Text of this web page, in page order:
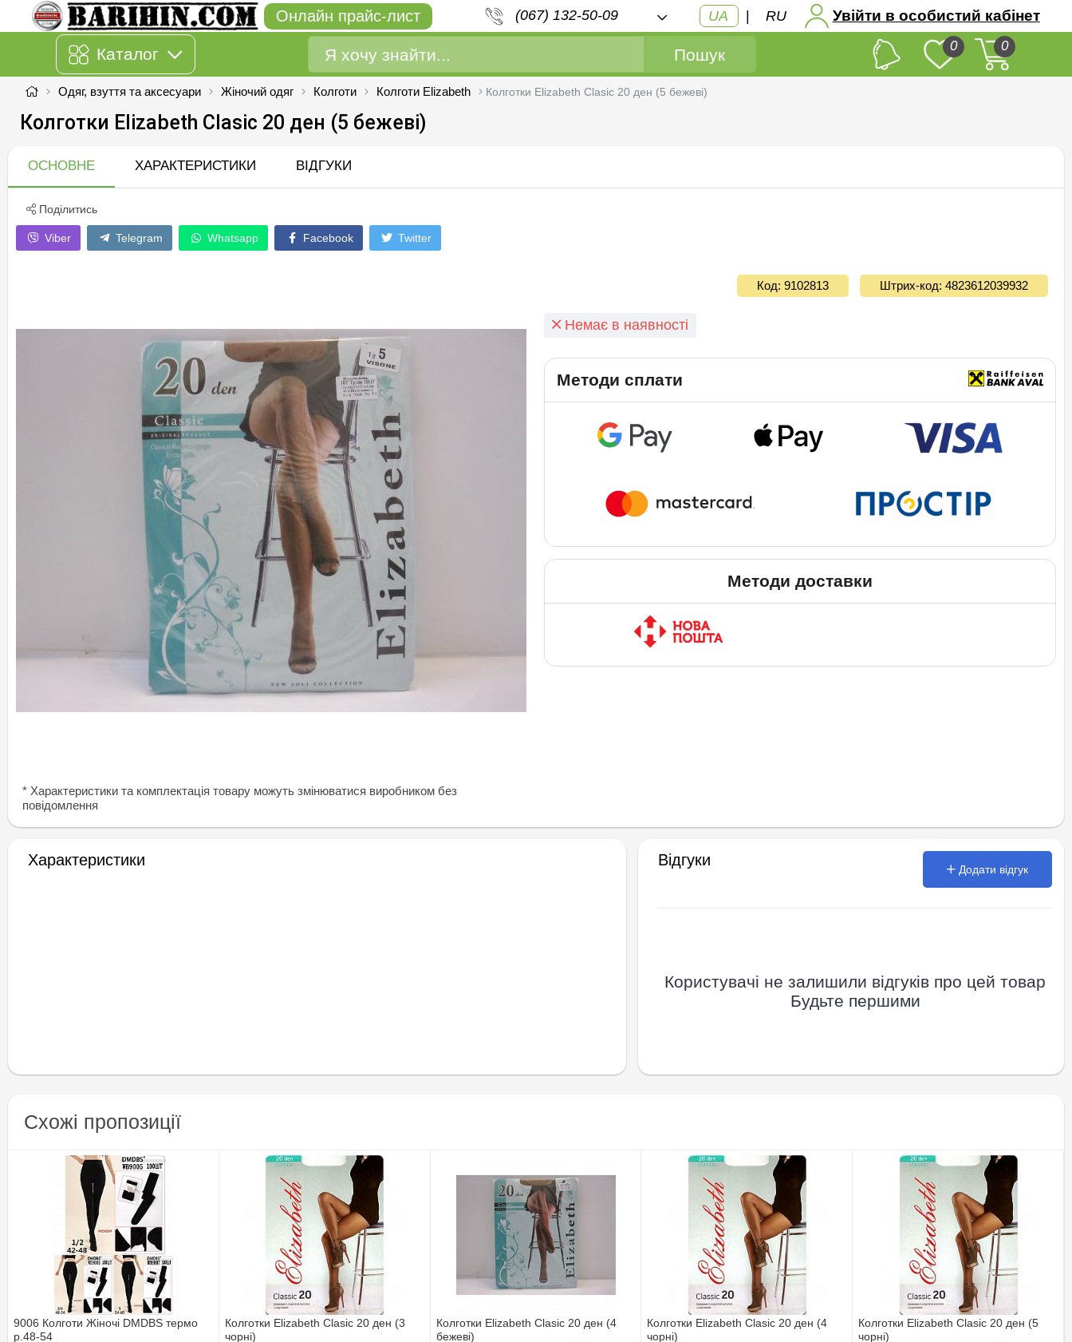
Онлайн прайс-лист (067) 132-50-09 UA | RU Увійти в особистий кабінет
Каталог Пошук 0 0
Одяг, взуття та аксесуари Жіночий одяг Колготи Колготи Elizabeth Колготки Elizabeth Clasic 20 ден (5 бежеві)
Колготки Elizabeth Clasic 20 ден (5 бежеві)
ОСНОВНЕ ХАРАКТЕРИСТИКИ ВІДГУКИ
Поділитись
Viber Telegram Whatsapp Facebook Twitter
* Характеристики та комплектація товару можуть змінюватися виробником без
повідомлення
Код: 9102813 Штрих-код: 4823612039932
Немає в наявності
Методи сплати
Методи доставки
Характеристики Відгуки
Додати відгук
Користувачі не залишили відгуків про цей товар
Будьте першими
Схожі пропозиції
9006 Колготи Жіночі DMDBS термо
р.48-54
Колготки Elizabeth Clasic 20 ден (3
чорні)
Колготки Elizabeth Clasic 20 ден (4
бежеві)
Колготки Elizabeth Clasic 20 ден (4
чорні)
Колготки Elizabeth Clasic 20 ден (5
чорні)